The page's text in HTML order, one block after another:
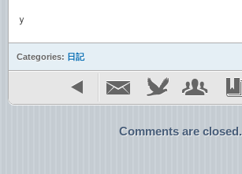
ｙ
Categories: 日記
Comments are closed.